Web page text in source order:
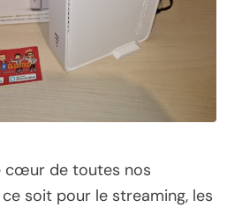
cœur de toutes nos
soit pour le streaming, les